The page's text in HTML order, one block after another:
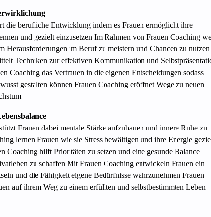
die berufliche Entwicklung indem es Frauen ermöglicht ihre
und gezielt einzusetzen Im Rahmen von Frauen Coaching
Herausforderungen im Beruf zu meistern und Chancen zu nutzen
Techniken zur effektiven Kommunikation und
Coaching das Vertrauen in die eigenen Entscheidungen sodass
gestalten können Frauen Coaching eröffnet Wege zu neuen
Frauen dabei mentale Stärke aufzubauen und innere Ruhe zu
lernen Frauen wie sie Stress bewältigen und ihre Energie
Coaching hilft Prioritäten zu setzen und eine gesunde Balance
zu schaffen Mit Frauen Coaching entwickeln Frauen ein
und die Fähigkeit eigene Bedürfnisse wahrzunehmen Frauen
auf ihrem Weg zu einem erfüllten und selbstbestimmten Leben